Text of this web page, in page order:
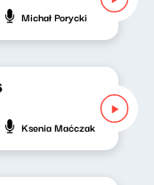
Michał Porycki
Ksenia Maćczak